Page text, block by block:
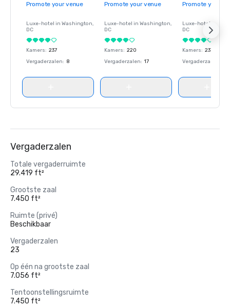
Promote your venue
Luxe-hotel in Washington,
DC
Kamers: 237
Vergaderzalen: 8
Promote your venue
Luxe-hotel in Washington,
DC
Kamers: 220
Vergaderzalen: 17
Promote your
Luxe-hotel in
DC
Kamers: 237
Vergaderzalen
Vergaderzalen
Totale vergaderruimte
29.419 ft²
Grootste zaal
7.450 ft²
Ruimte (privé)
Beschikbaar
Vergaderzalen
23
Op één na grootste zaal
7.056 ft²
Tentoonstellingsruimte
7.450 ft²